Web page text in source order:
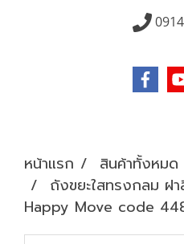
หน้าแรก สินค้าทั้งหมด
ถังขยะใสทรงกลม ฝ
Happy Move code